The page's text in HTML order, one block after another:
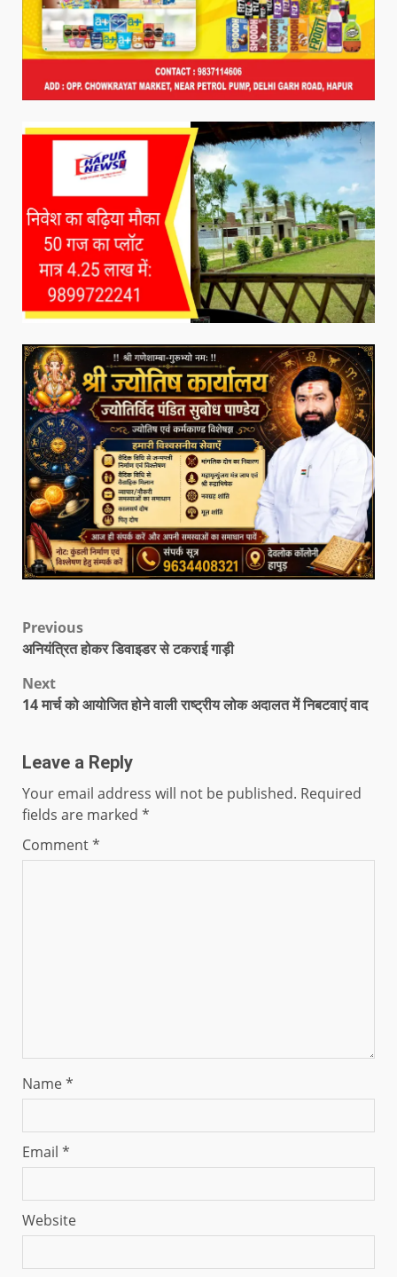
Previous
अनियंत्रित होकर डिवाइडर से टकराई गाड़ी
Next
14 मार्च को आयोजित होने वाली राष्ट्रीय लोक अदालत में निबटवाएं वाद
Leave a Reply
Your email address will not be published. Required
fields are marked *
Comment*
Name*
Email *
Website